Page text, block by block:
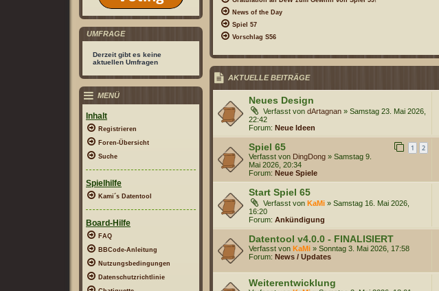
News of the Day
Spiel 57
Vorschlag S56
AKTUELLE BEITRÄGE
Neues Design
Verfasst von dArtagnan » Samstag 23. Mai 2026,
22:42
Forum: Neue Ideen
Spiel 65 1 2
Verfasst von DingDong » Samstag 9.
Mai 2026, 20:34
Forum: Neue Spiele
Start Spiel 65
Verfasst von KaMi » Samstag 16. Mai 2026,
16:20
Forum: Ankündigung
Datentool v4.0.0 - FINALISIERT
Verfasst von KaMi » Sonntag 3. Mai 2026, 17:58
Forum: News / Updates
Weiterentwicklung
UMFRAGE
Derzeit gibt es keine
aktuellen Umfragen
MENÜ
Inhalt
Registrieren
Foren-Übersicht
Suche
Spielhilfe
Kami´s Datentool
Board-Hilfe
FAQ
BBCode-Anleitung
Nutzungsbedingungen
Datenschutzrichtlinie